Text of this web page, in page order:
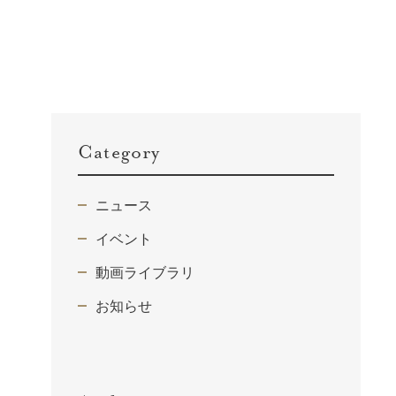
Category
ニュース
イベント
動画ライブラリ
お知らせ